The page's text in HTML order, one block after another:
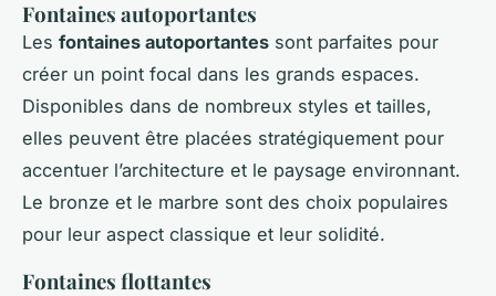
Fontaines autoportantes
Les fontaines autoportantes sont parfaites pour
créer un point focal dans les grands espaces.
Disponibles dans de nombreux styles et tailles,
elles peuvent être placées stratégiquement pour
accentuer l’architecture et le paysage environnant.
Le bronze et le marbre sont des choix populaires
pour leur aspect classique et leur solidité.
Fontaines flottantes